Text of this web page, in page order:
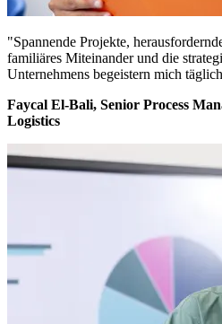
"Spannende Projekte,
familiäres Miteinander und die
Unternehmens begeistern mich
Faycal El-Bali, Senior Process
Logistics